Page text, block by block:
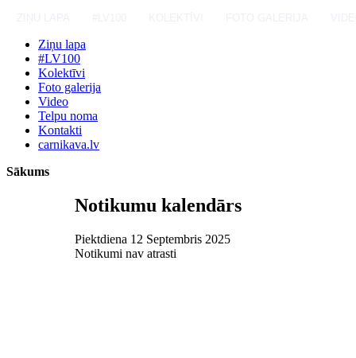
Ziņu lapa
#LV100
Kolektīvi
Foto galerija
Video
Telpu noma
Kontakti
carnikava.lv
Sākums
Notikumu kalendārs
Piektdiena 12 Septembris 2025
Notikumi nav atrasti